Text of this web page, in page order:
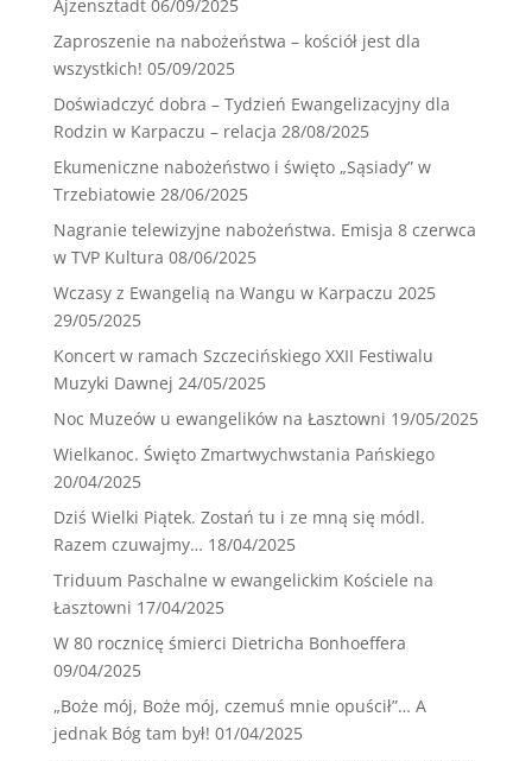
Ajzensztadt 06/09/2025
Zaproszenie na nabożeństwa – kościół jest dla
wszystkich! 05/09/2025
Doświadczyć dobra – Tydzień Ewangelizacyjny dla
Rodzin w Karpaczu – relacja 28/08/2025
Ekumeniczne nabożeństwo i święto „Sąsiady” w
Trzebiatowie 28/06/2025
Nagranie telewizyjne nabożeństwa. Emisja 8 czerwca
w TVP Kultura 08/06/2025
Wczasy z Ewangelią na Wangu w Karpaczu 2025
29/05/2025
Koncert w ramach Szczecińskiego XXII Festiwalu
Muzyki Dawnej 24/05/2025
Noc Muzeów u ewangelików na Łasztowni 19/05/2025
Wielkanoc. Święto Zmartwychwstania Pańskiego
20/04/2025
Dziś Wielki Piątek. Zostań tu i ze mną się módl.
Razem czuwajmy… 18/04/2025
Triduum Paschalne w ewangelickim Kościele na
Łasztowni 17/04/2025
W 80 rocznicę śmierci Dietricha Bonhoeffera
09/04/2025
„Boże mój, Boże mój, czemuś mnie opuścił”… A
jednak Bóg tam był! 01/04/2025